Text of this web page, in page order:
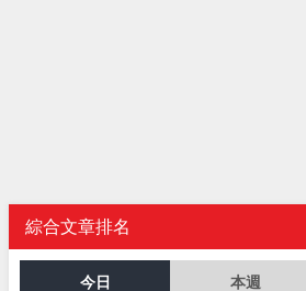
綜合文章排名
今日 本週